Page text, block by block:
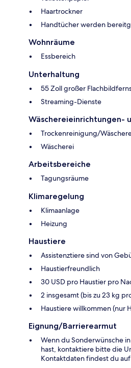
Haartrockner
Handtücher werden
Wohnräume
Essbereich
Unterhaltung
55 Zoll großer
Streaming-Dienste
Wäschereieinrichtungen-
Trockenreinigung/
Wäscherei
Arbeitsbereiche
Tagungsräume
Klimaregelung
Klimaanlage
Heizung
Haustiere
Assistenztiere sind von
Haustierfreundlich
30 USD pro Haustier pro
2 insgesamt (bis zu 23 kg
Haustiere willkommen (nur
Eignung/Barrierearmut
Wenn du Sonderwünsche
hast, kontaktiere bitte die
Kontaktdaten findest du